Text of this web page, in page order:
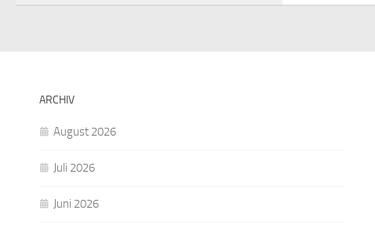
ARCHIV
August 2026
Juli 2026
Juni 2026